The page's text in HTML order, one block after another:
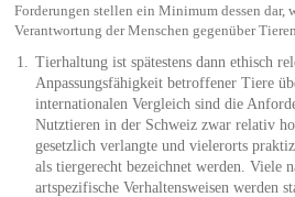
Forderungen stellen ein Minimum dessen dar,
Verantwortung der Menschen gegenüber
Tierhaltung ist spätestens dann ethisch
Anpassungsfähigkeit betroffener Tiere
internationalen Vergleich sind die
Nutztieren in der Schweiz zwar relativ
gesetzlich verlangte und vielerorts
als tiergerecht bezeichnet werden. Viele
artspezifische Verhaltensweisen werden